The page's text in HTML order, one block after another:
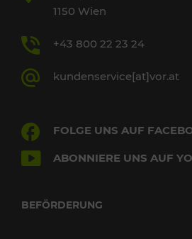
1150 Wien
+43 800 22 23 24
kundenservice[at]vor.at
FOLGE UNS AUF
ABONNIERE UNS AUF
BEFÖRDERUNG